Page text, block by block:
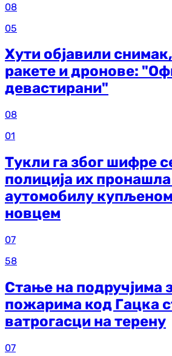
08
05
Хути објавили
ракете и дронове:
девастирани"
08
01
Тукли га због шифре
полиција их
аутомобилу
новцем
07
58
Стање на подручјима
пожарима код Гацка
ватрогасци на терену
07